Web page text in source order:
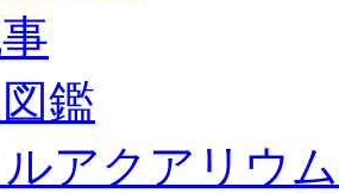
鑑
アクアリウム